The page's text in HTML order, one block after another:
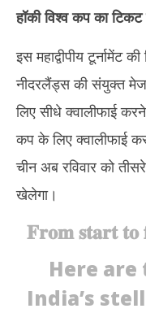
हॉकी विश्व कप का
इस महाद्वीपीय टूर्नामेंट
नीदरलैंड्स की संयुक्त
लिए सीधे क्वालीफाई
कप के लिए क्वालीफाई
चीन अब रविवार को
खेलेगा।
𝐅𝐫𝐨𝐦 𝐬𝐭𝐚𝐫𝐭 𝐭𝐨
Here
India’s